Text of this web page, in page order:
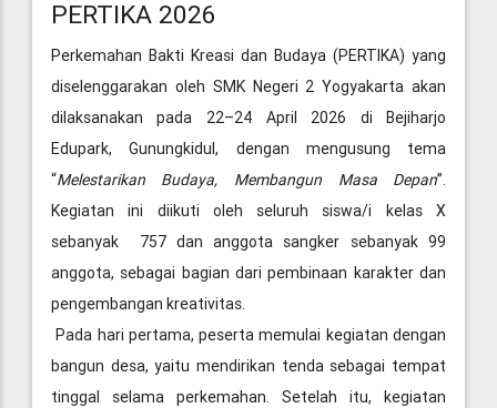
PERTIKA 2026
Perkemahan Bakti Kreasi dan Budaya (PERTIKA) yang
diselenggarakan oleh SMK Negeri 2 Yogyakarta akan
dilaksanakan pada 22–24 April 2026 di Bejiharjo
Edupark, Gunungkidul, dengan mengusung tema
“Melestarikan Budaya, Membangun Masa Depan”.
Kegiatan ini diikuti oleh seluruh siswa/i kelas X
sebanyak 757 dan anggota sangker sebanyak 99
anggota, sebagai bagian dari pembinaan karakter dan
pengembangan kreativitas.
Pada hari pertama, peserta memulai kegiatan dengan
bangun desa, yaitu mendirikan tenda sebagai tempat
tinggal selama perkemahan. Setelah itu, kegiatan